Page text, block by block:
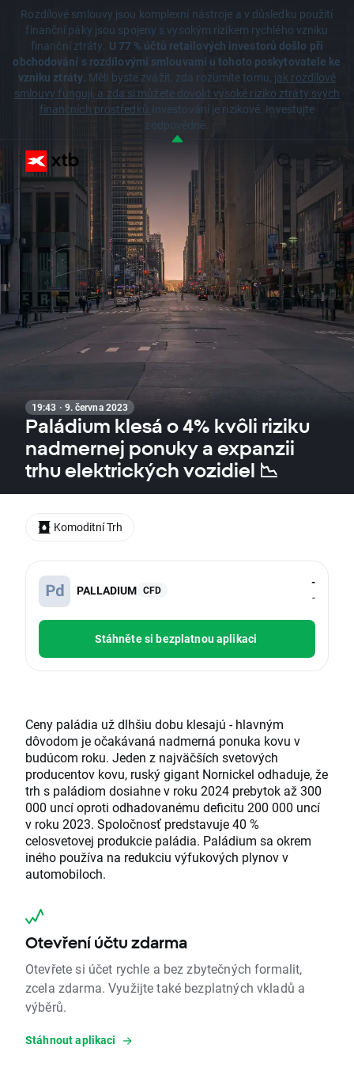
Rozdílové smlouvy jsou komplexní nástroje a v důsledku použití
finanční páky jsou spojeny s vysokým rizikem rychlého vzniku
finanční ztráty. U 77 % účtů retailových investorů došlo při
obchodování s rozdílovými smlouvami u tohoto poskytovatele ke
vzniku ztráty. Měli byste zvážit, zda rozumíte tomu, jak rozdílové
smlouvy fungují, a zda si můžete dovolit vysoké riziko ztráty svých
finančních prostředků.Investování je rizikové. Investujte
zodpovědně.
19:43 · 9. června 2023
Paládium klesá o 4% kvôli riziku
nadmernej ponuky a expanzii
trhu elektrických vozidiel 📉
PALLADIUM CFD
-
-
Stáhněte si bezplatnou aplikaci
Ceny paládia už dlhšiu dobu klesajú - hlavným
dôvodom je očakávaná nadmerná ponuka kovu v
budúcom roku. Jeden z najväčších svetových
producentov kovu, ruský gigant Nornickel odhaduje, že
trh s paládiom dosiahne v roku 2024 prebytok až 300
000 uncí oproti odhadovanému deficitu 200 000 uncí
v roku 2023. Spoločnosť predstavuje 40 %
celosvetovej produkcie paládia. Paládium sa okrem
iného používa na redukciu výfukových plynov v
automobiloch.
Otevření účtu zdarma
Otevřete si účet rychle a bez zbytečných formalit,
zcela zdarma. Využijte také bezplatných vkladů a
výběrů.
Stáhnout aplikaci
Komoditní Trh